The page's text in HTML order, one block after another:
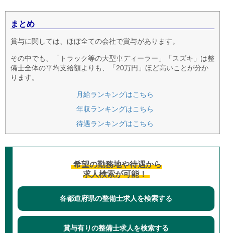
まとめ
賞与に関しては、ほぼ全ての会社で賞与があります。
その中でも、「トラック等の大型車ディーラー」「スズキ」は整
備士全体の平均支給額よりも、「20万円」ほど高いことが分か
ります。
月給ランキングはこちら
年収ランキングはこちら
待遇ランキングはこちら
希望の勤務地や待遇から
求人検索が可能！
各都道府県の整備士求人を検索する
賞与有りの整備士求人を検索する